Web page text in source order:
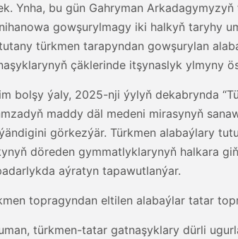
Ynha, bu gün Gahryman
gowşurylmagy iki halkyň taryhy
türkmen tarapyndan gowşurylan
çäklerinde itşynaslyk ylmyny
bolşy ýaly, 2025-nji ýylyň dekabrynda
maddy däl medeni mirasynyň
görkezýär. Türkmen alabaýlary
döreden gymmatlyklarynyň halkara
aýratyn tapawutlanýar.
topragyndan eltilen alabaýlar tatar
türkmen-tatar gatnaşyklary dürli